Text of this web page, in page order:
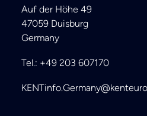
Auf der Höhe 49
47059 Duisburg
Germany
Tel.: +49 203 607170